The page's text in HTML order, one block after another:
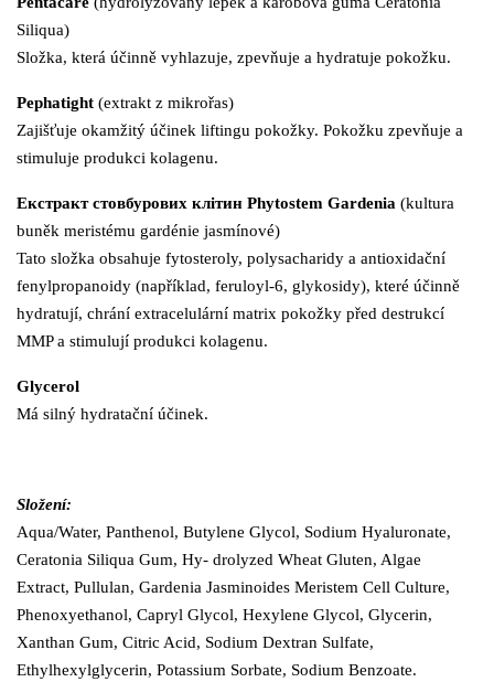
Siliqua)
Složka, která účinně vyhlazuje, zpevňuje a hydratuje pokožku.
Pephatight (extrakt z mikrořas)
Zajišťuje okamžitý účinek liftingu pokožky. Pokožku zpevňuje a
stimuluje produkci kolagenu.
Екстракт стовбурових клітин Phytostem Gardenia (kultura
buněk meristému gardénie jasmínové)
Tato složka obsahuje fytosteroly, polysacharidy a antioxidační
fenylpropanoidy (například, feruloyl-6, glykosidy), které účinně
hydratují, chrání extracelulární matrix pokožky před destrukcí
MMP a stimulují produkci kolagenu.
Glycerol
Má silný hydratační účinek.
Složení:
Aqua/Water, Panthenol, Butylene Glycol, Sodium Hyaluronate,
Ceratonia Siliqua Gum, Hy- drolyzed Wheat Gluten, Algae
Extract, Pullulan, Gardenia Jasminoides Meristem Cell Culture,
Phenoxyethanol, Capryl Glycol, Hexylene Glycol, Glycerin,
Xanthan Gum, Citric Acid, Sodium Dextran Sulfate,
Ethylhexylglycerin, Potassium Sorbate, Sodium Benzoate.